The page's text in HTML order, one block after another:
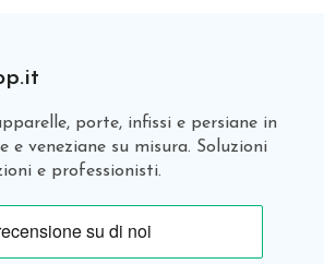
porte, infissi e persiane in
e veneziane su misura. Soluzioni
e professionisti.